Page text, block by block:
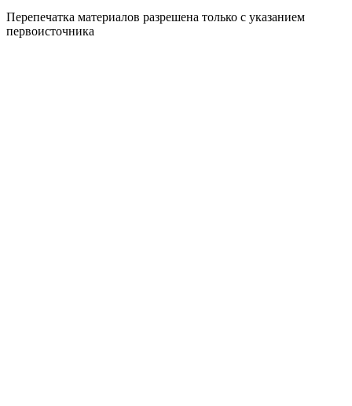
Перепечатка материалов разрешена только с указанием
первоисточника